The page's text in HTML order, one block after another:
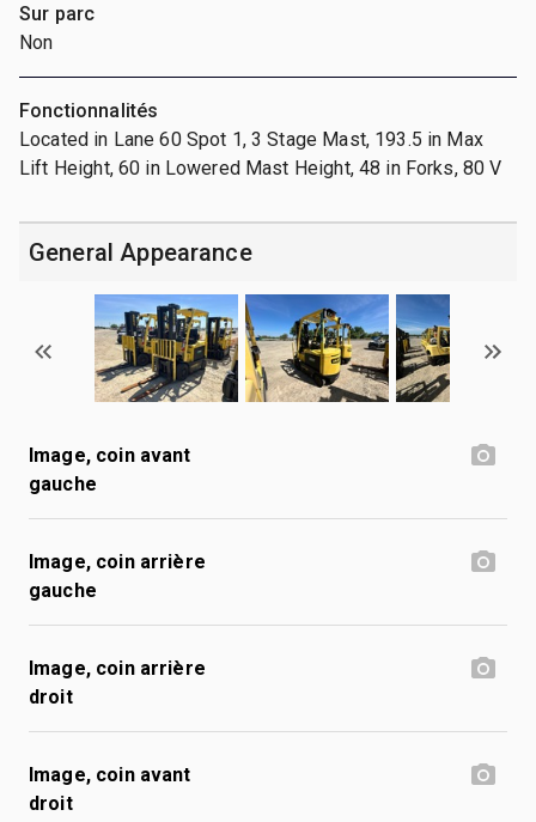
Sur parc
Non
Fonctionnalités
Located in Lane 60 Spot 1, 3 Stage Mast, 193.5 in Max
Lift Height, 60 in Lowered Mast Height, 48 in Forks, 80 V
General Appearance
Image, coin avant
gauche
Image, coin arrière
gauche
Image, coin arrière
droit
Image, coin avant
droit